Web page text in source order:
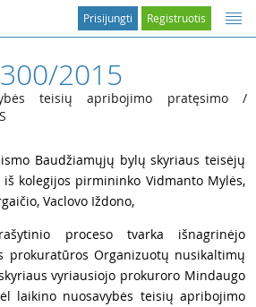
Registruotis
Prisijungti
2015
teisių apribojimo pratęsimo /
Baudžiamųjų bylų skyriaus teisėjų
kolegijos pirmininko Vidmanto Mylės,
Vaclovo Iždono,
proceso tvarka išnagrinėjo
prokuratūros Organizuotų nusikaltimų
vyriausiojo prokuroro Mindaugo
laikino nuosavybės teisių apribojimo